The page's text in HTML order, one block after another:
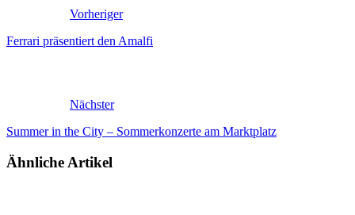
Vorheriger
Ferrari präsentiert den Amalfi
Nächster
Summer in the City – Sommerkonzerte am Marktplatz
Ähnliche Artikel